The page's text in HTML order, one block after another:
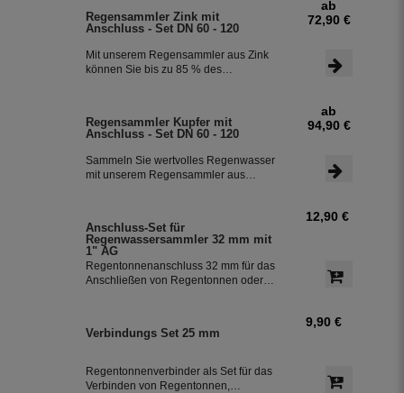
leitet zuverlässig sauberes
Regenwasser in ihre Regentonne.
Dieser Fallrohrfilter ist bereits 1000-
fach im Einsatz und wird in die ganze
Regensammler Zink mit
Anschluss - Set DN 60 - 120
Mit unserem Regensammler aus Zink
können Sie bis zu 85 % des
lässt sich durch das Schiebeteil einfach
ein- und ausbauen. Der flexible
Schlauchanschluss mit einer Länge
von 350 mm macht die Installation
besonders einfach.
ab
72,90 €
Regensammler Kupfer mit
Anschluss - Set DN 60 - 120
Sammeln Sie wertvolles Regenwasser
mit unserem Regensammler aus
installieren. Damit können Sie bis zu
85 % des anfallenden Regenwassers
sammeln und in Ihre Regentonne
leiten.
ab
94,90 €
Anschluss-Set für
Regenwassersammler 32 mm mit
1" AG
Regentonnenanschluss 32 mm für das
Anschließen von Regentonnen oder
12,90 €
Verbindungs Set 25 mm
Regentonnenverbinder als Set für das
Verbinden von Regentonnen,
9,90 €